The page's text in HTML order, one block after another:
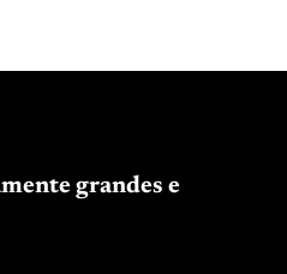
grandes e